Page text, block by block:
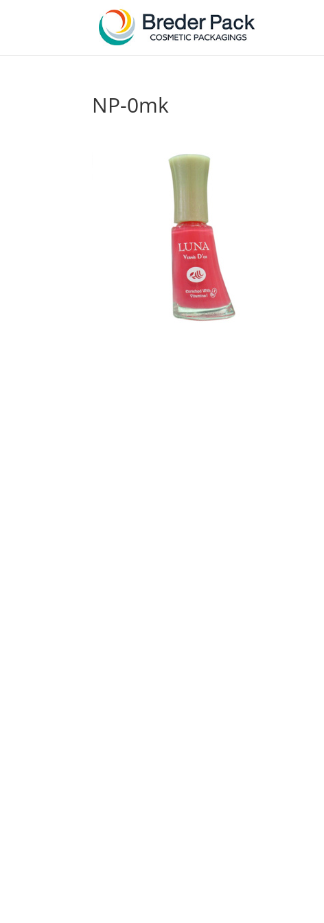
NP-0mk